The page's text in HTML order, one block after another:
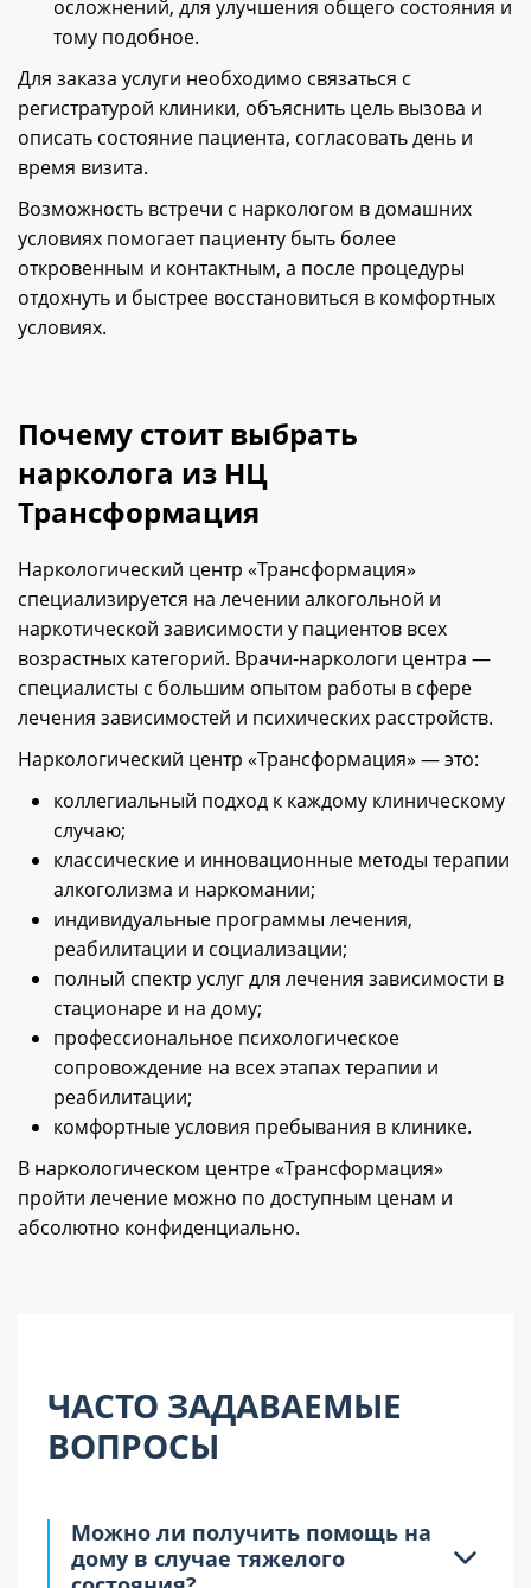
осложнений, для улучшения общего состояния и
тому подобное.
Для заказа услуги необходимо связаться с
регистратурой клиники, объяснить цель вызова и
описать состояние пациента, согласовать день и
время визита.
Возможность встречи с наркологом в домашних
условиях помогает пациенту быть более
откровенным и контактным, а после процедуры
отдохнуть и быстрее восстановиться в комфортных
условиях.
Почему стоит выбрать
нарколога из НЦ
Трансформация
Наркологический центр «Трансформация»
специализируется на лечении алкогольной и
наркотической зависимости у пациентов всех
возрастных категорий. Врачи-наркологи центра —
специалисты с большим опытом работы в сфере
лечения зависимостей и психических расстройств.
Наркологический центр «Трансформация» — это:
коллегиальный подход к каждому клиническому
случаю;
классические и инновационные методы терапии
алкоголизма и наркомании;
индивидуальные программы лечения,
реабилитации и социализации;
полный спектр услуг для лечения зависимости в
стационаре и на дому;
профессиональное психологическое
сопровождение на всех этапах терапии и
реабилитации;
комфортные условия пребывания в клинике.
В наркологическом центре «Трансформация»
пройти лечение можно по доступным ценам и
абсолютно конфиденциально.
ЧАСТО ЗАДАВАЕМЫЕ
ВОПРОСЫ
Можно ли получить помощь на
дому в случае тяжелого